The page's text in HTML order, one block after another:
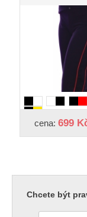
cena: 699
Chcete být